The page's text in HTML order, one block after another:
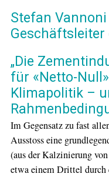
Stefan Vannoni
Geschäftsleiter
„Die
für «Netto-
Klimapolitik –
Im Gegensatz zu fast
Ausstoss eine
(aus der Kalzinierung
etwa einem Drittel durch